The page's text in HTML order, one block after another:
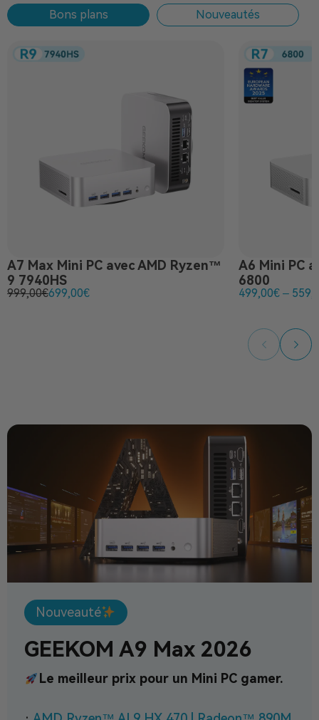
Bons plans Nouveautés
A7 Max Mini PC avec AMD Ryzen™
9 7940HS
999,00€699,00€
A6 Mini PC
6800
499,00€ –
Nouveauté
GEEKOM A9 Max 2026
Le meilleur prix pour un Mini PC gamer.